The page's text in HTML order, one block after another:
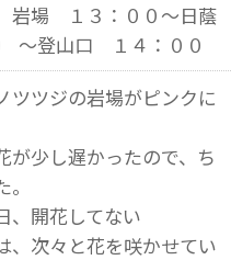
場 １３：００～日蔭
～登山口 １４：００
ツツジの岩場がピンクに
が少し遅かったので、ち
、開花してない
、次々と花を咲かせてい